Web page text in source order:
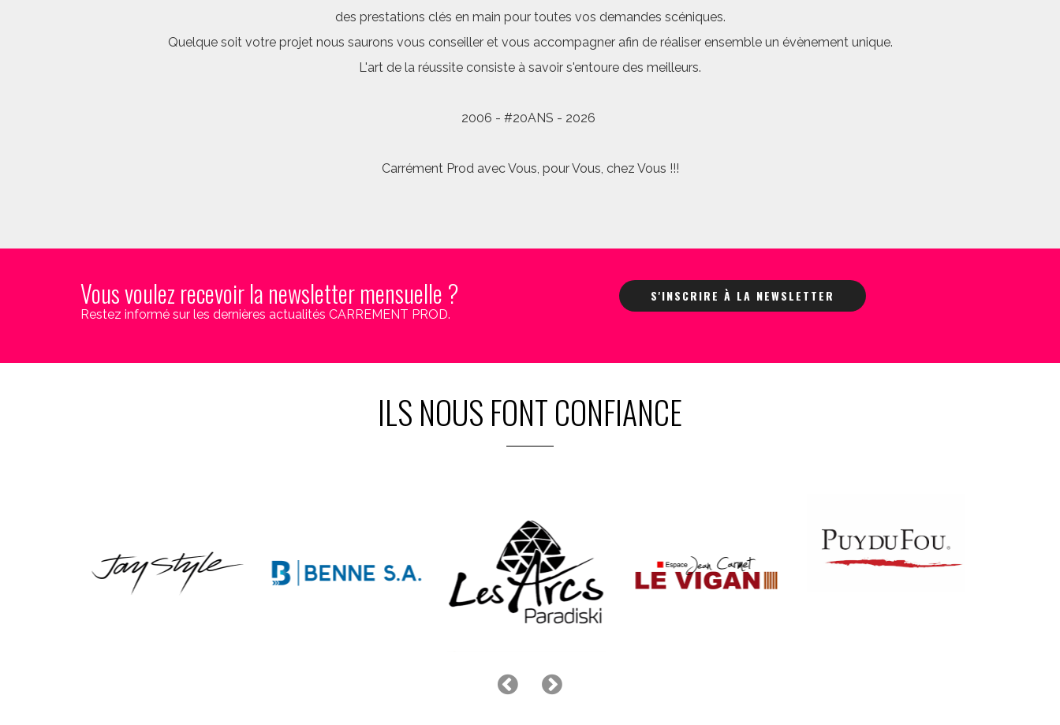
des prestations clés en main pour toutes vos demandes scéniques.
Quelque soit votre projet nous saurons vous conseiller et vous accompagner afin de réaliser ensemble un évènement unique.
L'art de la réussite consiste à savoir s'entoure des meilleurs.
2006 - #20ANS - 2026
Carrément Prod avec Vous, pour Vous, chez Vous !!!
Vous voulez recevoir la newsletter mensuelle ?
Restez informé sur les dernières actualités CARREMENT PROD.
S'INSCRIRE À LA NEWSLETTER
ILS NOUS FONT CONFIANCE